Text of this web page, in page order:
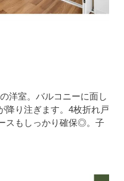
洋室。バルコニーに面し
降り注ぎます。4枚折れ戸
スもしっかり確保◎。子